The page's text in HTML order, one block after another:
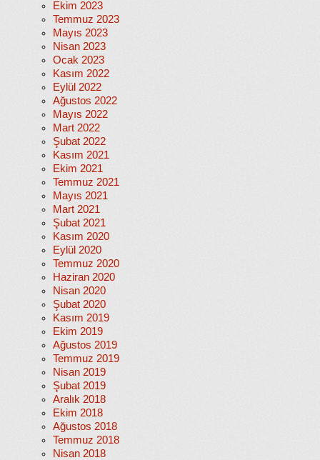
Ekim 2023
Temmuz 2023
Mayıs 2023
Nisan 2023
Ocak 2023
Kasım 2022
Eylül 2022
Ağustos 2022
Mayıs 2022
Mart 2022
Şubat 2022
Kasım 2021
Ekim 2021
Temmuz 2021
Mayıs 2021
Mart 2021
Şubat 2021
Kasım 2020
Eylül 2020
Temmuz 2020
Haziran 2020
Nisan 2020
Şubat 2020
Kasım 2019
Ekim 2019
Ağustos 2019
Temmuz 2019
Nisan 2019
Şubat 2019
Aralık 2018
Ekim 2018
Ağustos 2018
Temmuz 2018
Nisan 2018